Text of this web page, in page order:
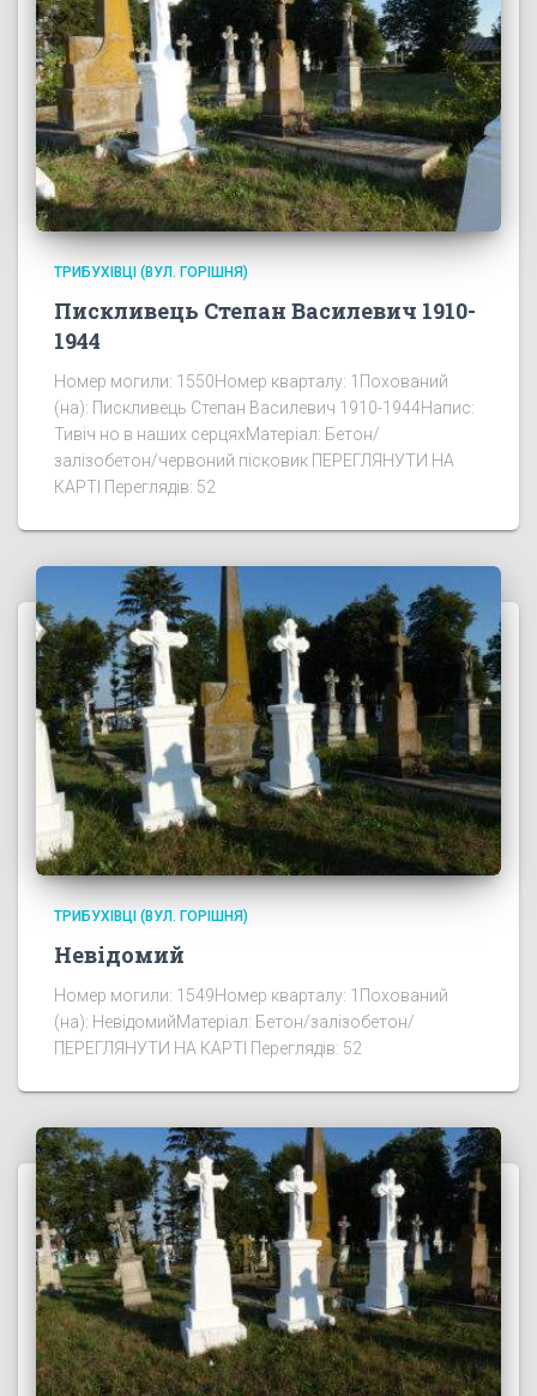
ТРИБУХІВЦІ (ВУЛ. ГОРІШНЯ)
Пискливець Степан Василевич 1910-
1944
Номер могили: 1550Номер кварталу: 1Похований
(на): Пискливець Степан Василевич 1910-1944Напис:
Тивіч но в наших серцяхМатеріал: Бетон/
залізобетон/червоний пісковик ПЕРЕГЛЯНУТИ НА
КАРТІ Переглядів: 52
ТРИБУХІВЦІ (ВУЛ. ГОРІШНЯ)
Невідомий
Номер могили: 1549Номер кварталу: 1Похований
(на): НевідомийМатеріал: Бетон/залізобетон/
ПЕРЕГЛЯНУТИ НА КАРТІ Переглядів: 52